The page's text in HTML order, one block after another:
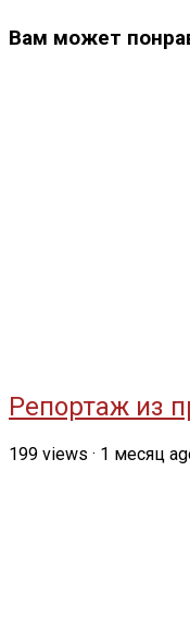
Вам может
Репортаж из
199 views · 1 месяц